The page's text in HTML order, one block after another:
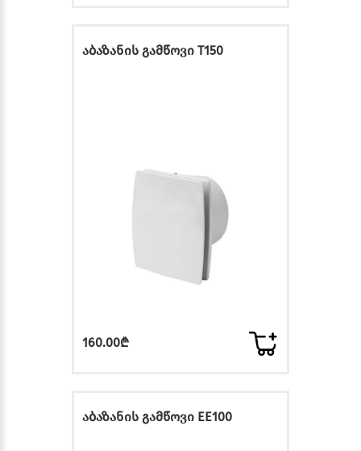
აბაზანის გამწოვი T150
160.00₾
აბაზანის გამწოვი EE100